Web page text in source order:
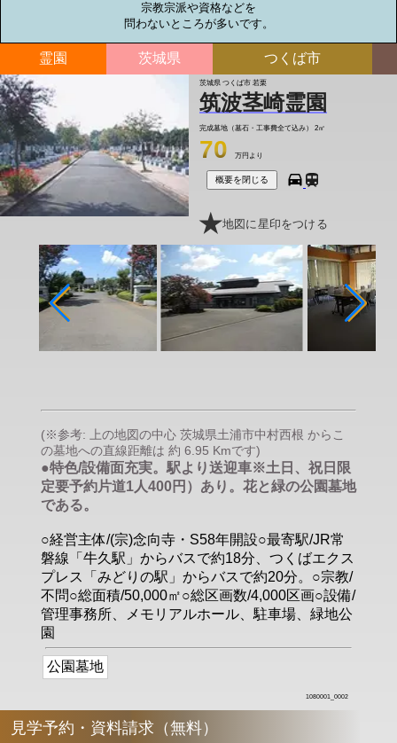
宗教宗派や資格などを
問わないところが多いです。
霊園 茨城県 つくば市
茨城県 つくば市 若栗
筑波茎崎霊園
完成墓地（墓石・工事費全て込み） 2㎡
70 万円より
概要を閉じる
地図に星印をつける
(※参考: 上の地図の中心 茨城県土浦市中村西根 からこ
の墓地への直線距離は 約 6.95 Kmです)
●特色/設備面充実。駅より送迎車※土日、祝日限
定要予約片道1人400円）あり。花と緑の公園墓地
である。
○経営主体/(宗)念向寺・S58年開設○最寄駅/JR常
磐線「牛久駅」からバスで約18分、つくばエクス
プレス「みどりの駅」からバスで約20分。○宗教/
不問○総面積/50,000㎡○総区画数/4,000区画○設備/
管理事務所、メモリアルホール、駐車場、緑地公
園
公園墓地
1080001_0002
見学予約・資料請求（無料）